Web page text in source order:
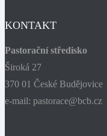
KONTAKT
Pastorační středisko
Široká 27
370 01 České Budějovice
e-mail: pastorace@bcb.cz